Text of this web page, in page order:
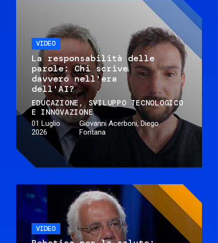
VIDEO
La responsabilità delle
parole: Chi scrive
davvero nell'era
dell'AI?
EDUCAZIONE
SVILUPPO TECNOLOGICO
E INNOVAZIONE
01 Luglio
2026
Giovanni Acerboni, Diego
Fontana
VIDEO